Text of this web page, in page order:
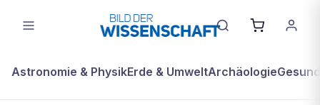
Astronomie & PhysikErde & UmweltArchäologie